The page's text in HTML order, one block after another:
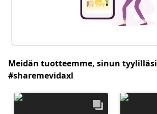
Meidän tuotteemme, sinun tyylilläsi
#sharemevidaxl